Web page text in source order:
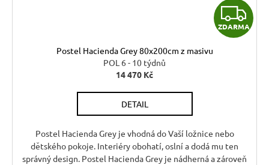
Z
D
ZDARMA
Postel Hacienda Grey 80x200cm z masivu
POL 6 - 10 týdnů
14 470 Kč
DETAIL
Postel Hacienda Grey je vhodná do Vaší ložnice nebo
dětského pokoje. Interiéry obohatí, oslní a dodá mu ten
správný design. Postel Hacienda Grey je nádherná a zároveň